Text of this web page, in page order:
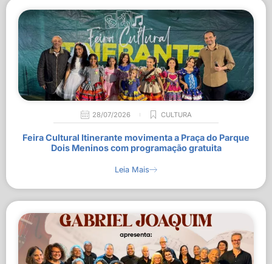
28/07/2026 CULTURA
Feira Cultural Itinerante movimenta a Praça do Parque
Dois Meninos com programação gratuita
Leia Mais